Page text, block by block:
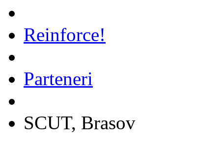
Reinforce!
Parteneri
SCUT, Brasov